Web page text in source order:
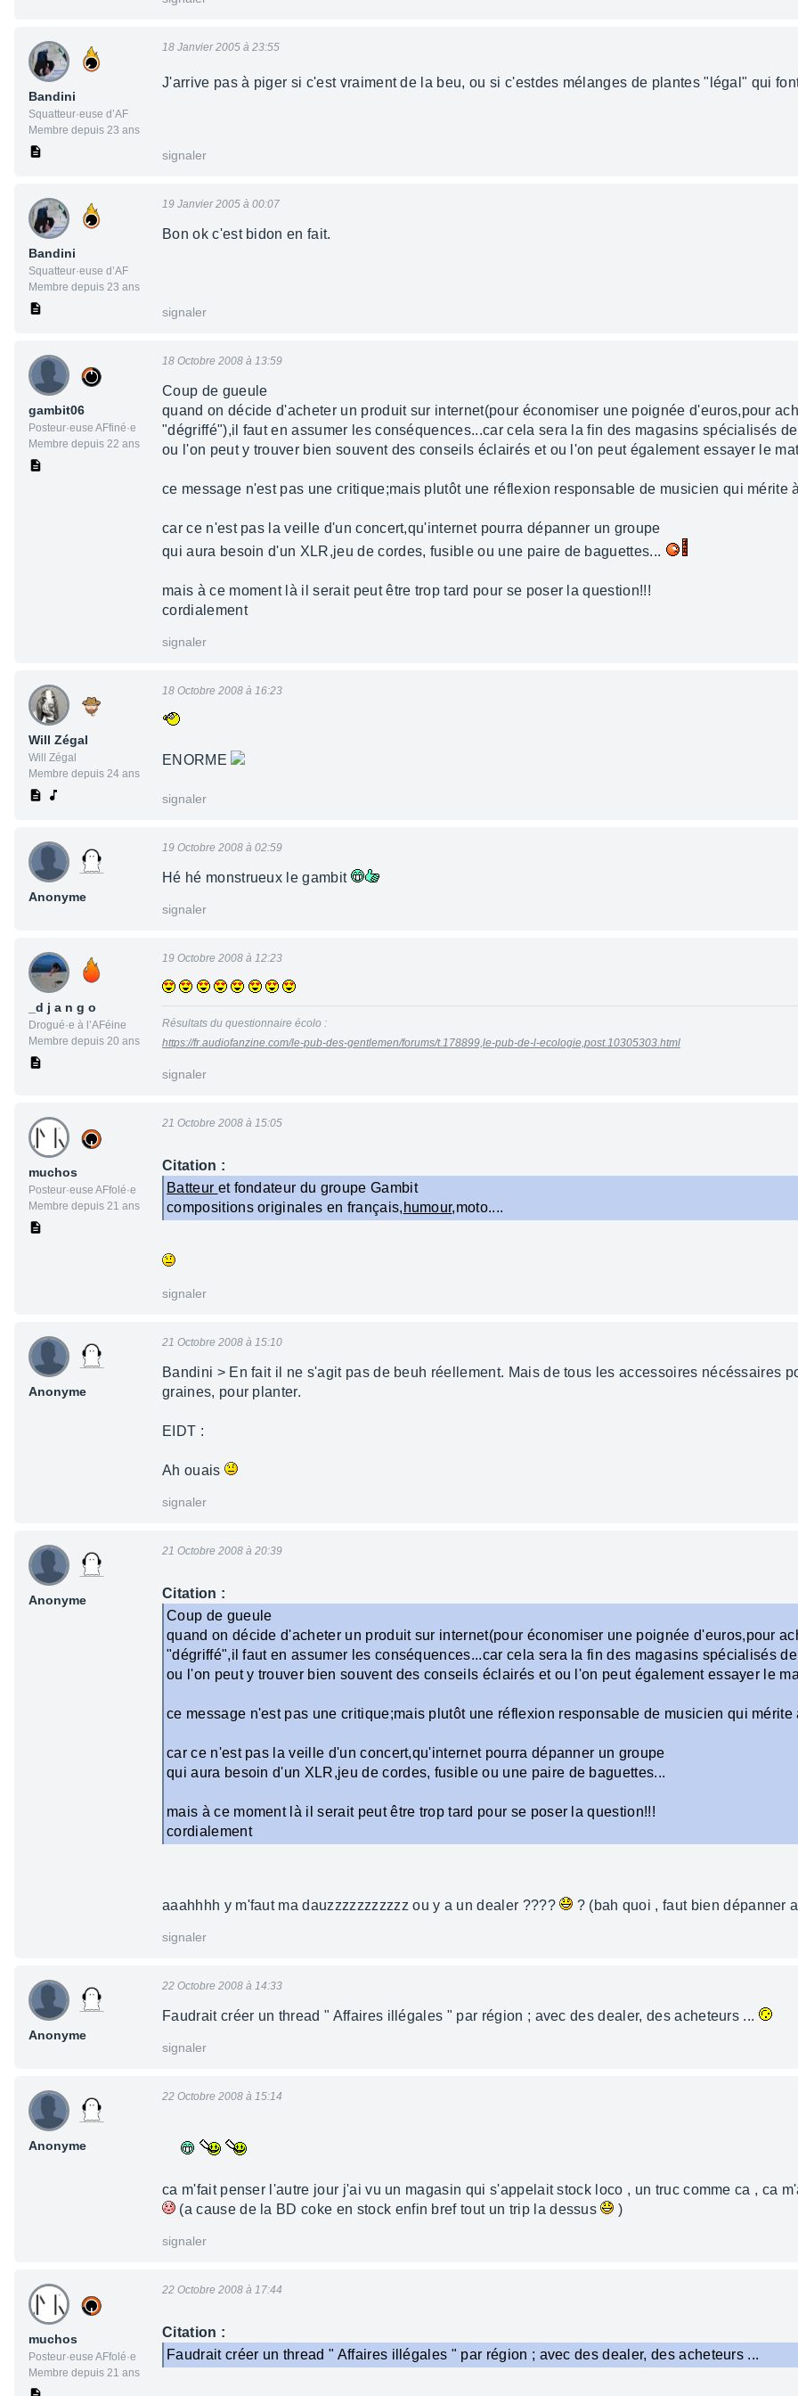
Bandini
Squatteur·euse d’AF
Membre depuis 23 ans
18 Janvier 2005 à 23:55
J'arrive pas à piger si c'est vraiment de la beu, ou si c'estdes mélanges de plantes "légal" qui
signaler
Bandini
Squatteur·euse d’AF
Membre depuis 23 ans
19 Janvier 2005 à 00:07
Bon ok c'est bidon en fait.
signaler
gambit06
Posteur·euse AFfiné·e
Membre depuis 22 ans
18 Octobre 2008 à 13:59
Coup de gueule
quand on décide d'acheter un produit sur internet(pour économiser une poignée d'euros,pour
"dégriffé"),il faut en assumer les conséquences...car cela sera la fin des magasins spécialisés
ou l'on peut y trouver bien souvent des conseils éclairés et ou l'on peut également essayer le
ce message n'est pas une critique;mais plutôt une réflexion responsable de musicien qui mérite
car ce n'est pas la veille d'un concert,qu'internet pourra dépanner un groupe
qui aura besoin d'un XLR,jeu de cordes, fusible ou une paire de baguettes...
mais à ce moment là il serait peut être trop tard pour se poser la question!!!
cordialement
signaler
Will Zégal
Will Zégal
Membre depuis 24 ans
18 Octobre 2008 à 16:23
ENORME
signaler
Anonyme
19 Octobre 2008 à 02:59
Hé hé monstrueux le gambit
signaler
_d j a n g o
Drogué·e à l’AFéine
Membre depuis 20 ans
19 Octobre 2008 à 12:23
Résultats du questionnaire écolo :
https://fr.audiofanzine.com/le-pub-des-gentlemen/forums/t.178899,le-pub-de-l-ecologie,post.10305303.html
signaler
muchos
Posteur·euse AFfolé·e
Membre depuis 21 ans
21 Octobre 2008 à 15:05
Citation :
Batteur et fondateur du groupe Gambit
compositions originales en français, humour,moto....
signaler
Anonyme
21 Octobre 2008 à 15:10
Bandini > En fait il ne s'agit pas de beuh réellement. Mais de tous les accessoires nécéssaires
graines, pour planter.
EIDT :
Ah ouais
signaler
Anonyme
21 Octobre 2008 à 20:39
Citation :
Coup de gueule
quand on décide d'acheter un produit sur internet(pour économiser une poignée d'euros,pour
"dégriffé",il faut en assumer les conséquences...car cela sera la fin des magasins spécialisés
ou l'on peut y trouver bien souvent des conseils éclairés et ou l'on peut également essayer le
ce message n'est pas une critique;mais plutôt une réflexion responsable de musicien qui mérite
car ce n'est pas la veille d'un concert,qu'internet pourra dépanner un groupe
qui aura besoin d'un XLR,jeu de cordes, fusible ou une paire de baguettes...
mais à ce moment là il serait peut être trop tard pour se poser la question!!!
cordialement
aaahhhh y m'faut ma dauzzzzzzzzzzz ou y a un dealer ???? ? (bah quoi , faut bien dépanner
signaler
Anonyme
22 Octobre 2008 à 14:33
Faudrait créer un thread " Affaires illégales " par région ; avec des dealer, des acheteurs ...
signaler
Anonyme
22 Octobre 2008 à 15:14
ca m'fait penser l'autre jour j'ai vu un magasin qui s'appelait stock loco , un truc comme ca , ca
(a cause de la BD coke en stock enfin bref tout un trip la dessus
)
signaler
muchos
Posteur·euse AFfolé·e
Membre depuis 21 ans
22 Octobre 2008 à 17:44
Citation :
Faudrait créer un thread " Affaires illégales " par région ; avec des dealer, des acheteurs ...